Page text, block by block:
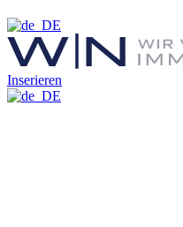
Inserieren